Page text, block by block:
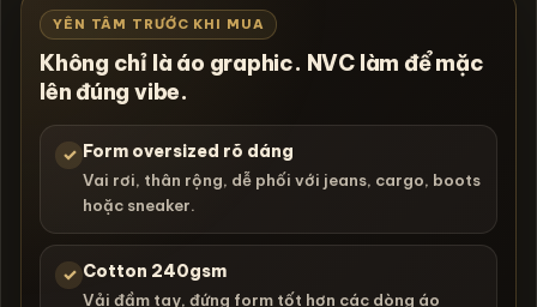
YÊN TÂM TRƯỚC KHI MUA
Không chỉ là áo graphic. NVC làm để mặc
lên đúng vibe.
✓ Form oversized rõ dáng
Vai rơi, thân rộng, dễ phối với jeans, cargo, boots
hoặc sneaker.
✓ Cotton 240gsm
Vải đầm tay, đứng form tốt hơn các dòng áo